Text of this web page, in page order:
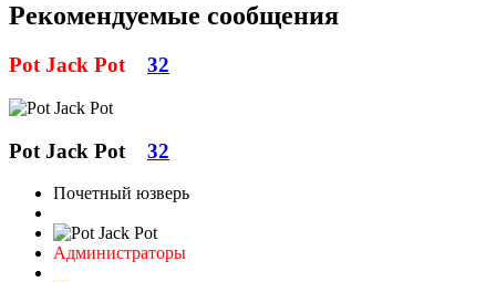
Рекомендуемые сообщения
Pot Jack Pot 32
Pot Jack Pot 32
Почетный юзверь
Администраторы